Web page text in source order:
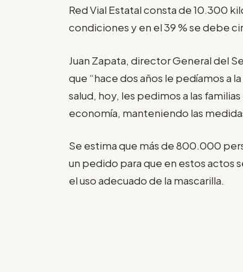
Red Vial Estatal consta de 10.300
condiciones y en el 39 % se debe
Juan Zapata, director General del
que “hace dos años le pedíamos a
salud, hoy, les pedimos a las
economía, manteniendo las
Se estima que más de 800.000
un pedido para que en estos actos
el uso adecuado de la mascarilla.